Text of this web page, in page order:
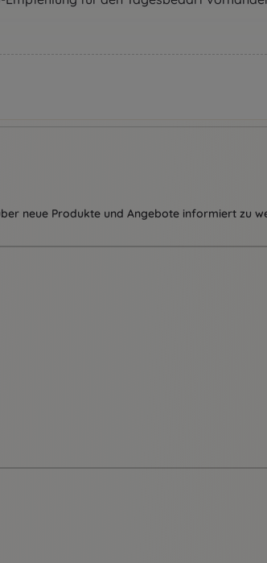
neue Produkte und Angebote informiert zu